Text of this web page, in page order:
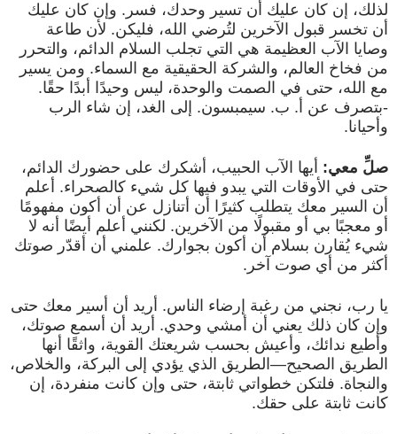
لذلك، إن كان عليك أن تسير وحدك، فسر. وإن كان عليك
أن تخسر قبول الآخرين لتُرضي الله، فليكن. لأن طاعة
وصايا الآب العظيمة هي التي تجلب السلام الدائم، والتحرر
من فخاخ العالم، والشركة الحقيقية مع السماء. ومن يسير
مع الله، حتى في الصمت والوحدة، ليس وحيدًا أبدًا حقًا.
-بتصرف عن أ. ب. سيمبسون. إلى الغد، إن شاء الرب
وأحيانا.
صلِّ معي: أيها الآب الحبيب، أشكرك على حضورك الدائم،
حتى في الأوقات التي يبدو فيها كل شيء كالصحراء. أعلم
أن السير معك يتطلب كثيرًا أن أتنازل عن أن أكون مفهومًا
أو معجبًا بي أو مقبولًا من الآخرين. لكنني أعلم أيضًا أنه لا
شيء يُقارن بسلام أن أكون بجوارك. علمني أن أقدّر صوتك
أكثر من أي صوت آخر.
يا رب، نجني من رغبة إرضاء الناس. أريد أن أسير معك حتى
وإن كان ذلك يعني أن أمشي وحدي. أريد أن أسمع صوتك،
وأطيع ندائك، وأعيش بحسب شريعتك القوية، واثقًا أنها
الطريق الصحيح—الطريق الذي يؤدي إلى البركة، والخلاص،
والنجاة. فلتكن خطواتي ثابتة، حتى وإن كانت منفردة، إن
كانت ثابتة على حقك.